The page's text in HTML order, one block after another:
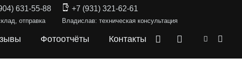
631-55-88
отправка
+7 (931) 321-62-61
Владислав: техническая консультация
Фотоотчёты Контакты